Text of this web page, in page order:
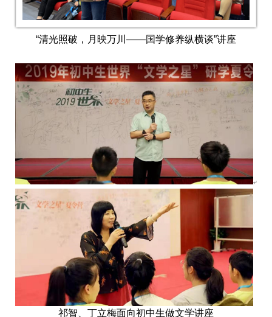
“清光照破，月映万川——国学修养纵横谈”讲座
祁智、丁立梅面向初中生做文学讲座